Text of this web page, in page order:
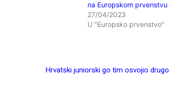
na Europskom prvenstvu
27/04/2023
U "Europsko prvenstvo"
Hrvatski juniorski go tim osvojio